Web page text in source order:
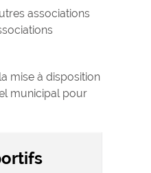
associations
mise à disposition
municipal pour